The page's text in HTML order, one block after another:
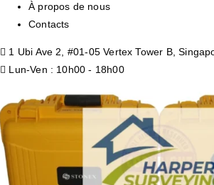
À propos de nous
Contacts
1 Ubi Ave 2, #01-05 Vertex Tower B,
Lun-Ven : 10h00 - 18h00